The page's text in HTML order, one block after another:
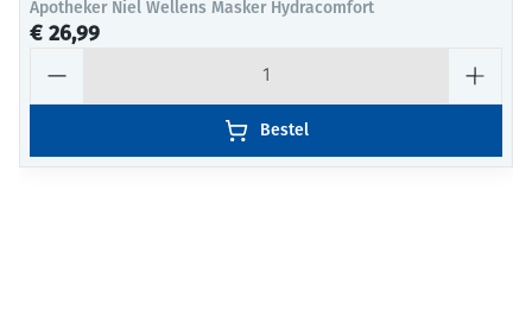
Apotheker Niel Wellens Masker Hydracomfort
€ 26,99
Bestel